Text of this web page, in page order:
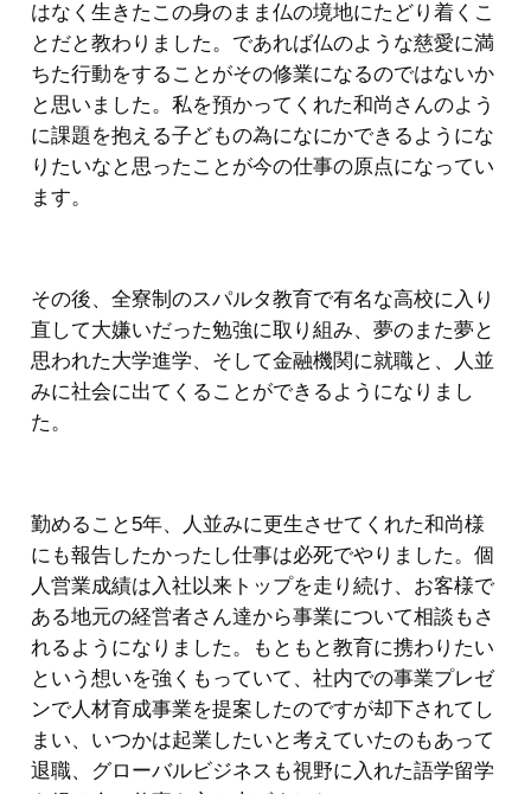
はなく生きたこの身のまま仏の境地にたどり着くこ
とだと教わりました。であれば仏のような慈愛に満
ちた行動をすることがその修業になるのではないか
と思いました。私を預かってくれた和尚さんのよう
に課題を抱える子どもの為になにかできるようにな
りたいなと思ったことが今の仕事の原点になってい
ます。
その後、全寮制のスパルタ教育で有名な高校に入り
直して大嫌いだった勉強に取り組み、夢のまた夢と
思われた大学進学、そして金融機関に就職と、人並
みに社会に出てくることができるようになりまし
た。
勤めること5年、人並みに更生させてくれた和尚様
にも報告したかったし仕事は必死でやりました。個
人営業成績は入社以来トップを走り続け、お客様で
ある地元の経営者さん達から事業について相談もさ
れるようになりました。もともと教育に携わりたい
という想いを強くもっていて、社内での事業プレゼ
ンで人材育成事業を提案したのですが却下されてし
まい、いつかは起業したいと考えていたのもあって
退職、グローバルビジネスも視野に入れた語学留学